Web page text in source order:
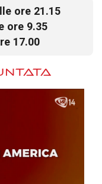
ore 21.15
ore 9.35
17.00